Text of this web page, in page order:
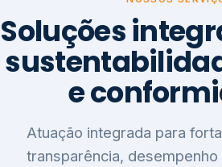
Soluções
e
Atuação integrada para
transparência,